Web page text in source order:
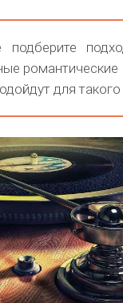
подберите
романтические
для такого